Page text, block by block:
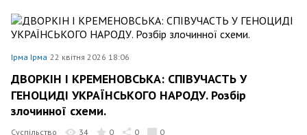
Ірма Ірма 22 квітня 2026 18:06
ДВОРКІН І КРЕМЕНОВСЬКА: СПІВУЧАСТЬ У
ГЕНОЦИДІ УКРАЇНСЬКОГО НАРОДУ. Розбір
злочинної схеми.
Суспільство 34 0 0 0